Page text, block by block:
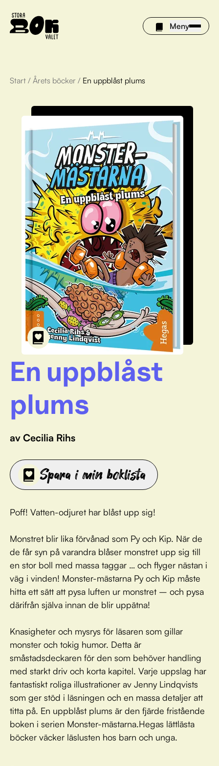
Meny
Årets böcker
Om Stora bokvalet
Olivia tipsar
Vinnare
FAQ
För bibliotek
Start / Årets böcker / En uppblåst plums
En uppblåst
plums
av Cecilia Rihs
Spara i min boklista
Poff! Vatten-odjuret har blåst upp sig!
Monstret blir lika förvånad som Py och Kip. När de
de får syn på varandra blåser monstret upp sig till
en stor boll med massa taggar … och flyger nästan i
väg i vinden! Monster-mästarna Py och Kip måste
hitta ett sätt att pysa luften ur monstret – och pysa
därifrån själva innan de blir uppätna!
Knasigheter och mysrys för läsaren som gillar
monster och tokig humor. Detta är
småstadsdeckaren för den som behöver handling
med starkt driv och korta kapitel. Varje uppslag har
fantastiskt roliga illustrationer av Jenny Lindqvists
som ger stöd i läsningen och en massa detaljer att
titta på. En uppblåst plums är den fjärde fristående
boken i serien Monster-mästarna.Hegas lättlästa
böcker väcker läslusten hos barn och unga.